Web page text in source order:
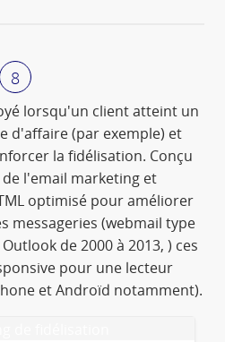
8
lorsqu'un client atteint un
d'affaire (par exemple) et
la fidélisation. Conçu
l'email marketing et
optimisé pour améliorer
messageries (webmail type
de 2000 à 2013, ) ces
pour une lecteur
et Androïd notamment).